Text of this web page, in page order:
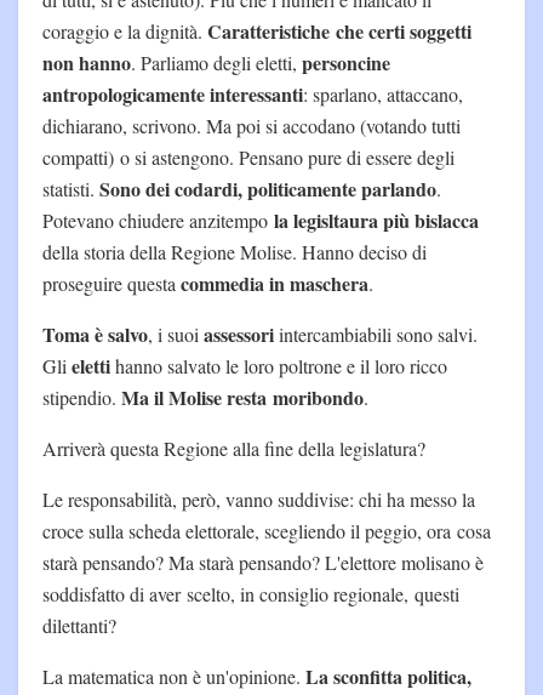
coraggio e la dignità. Caratteristiche che certi soggetti
non hanno. Parliamo degli eletti, personcine
antropologicamente interessanti: sparlano, attaccano,
dichiarano, scrivono. Ma poi si accodano (votando tutti
compatti) o si astengono. Pensano pure di essere degli
statisti. Sono dei codardi, politicamente parlando.
Potevano chiudere anzitempo la legisltaura più bislacca
della storia della Regione Molise. Hanno deciso di
proseguire questacommedia in maschera.
Toma è salvo, i suoiassessoriintercambiabili sono salvi.
Glielettihanno salvato le loro poltrone e il loro ricco
stipendio. Ma il Molise resta moribondo.
Arriverà questa Regione alla fine della legislatura?
Le responsabilità, però, vanno suddivise: chi ha messo la
croce sulla scheda elettorale, scegliendo il peggio, ora cosa
starà pensando? Ma starà pensando? L'elettore molisano è
soddisfatto di aver scelto, in consiglio regionale, questi
dilettanti?
La matematica non è un'opinione. La sconfitta politica,